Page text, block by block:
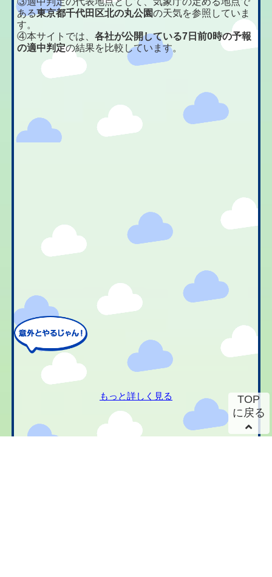
ある東京都千代田区北の丸公園の天気を参照していま
す。
④本サイトでは、各社が公開している7日前0時の予報
の適中判定の結果を比較しています。
もっと詳しく見る
TOP
に戻る